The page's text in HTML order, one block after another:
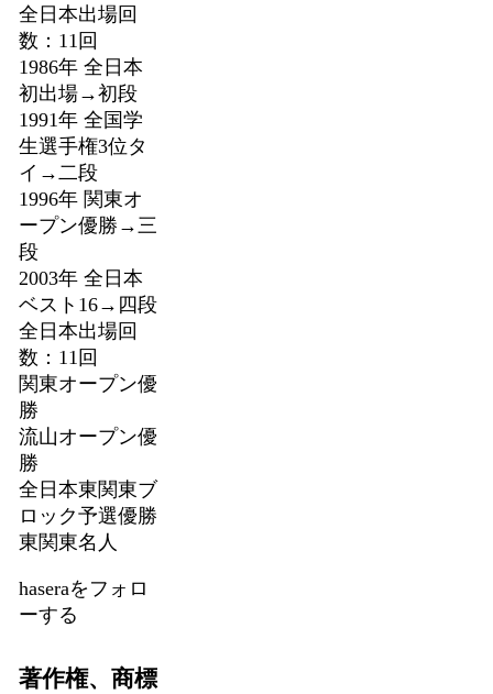
全日本出場回
数：11回
1986年 全日本
初出場→初段
1991年 全国学
生選手権3位タ
イ→二段
1996年 関東オ
ープン優勝→三
段
2003年 全日本
ベスト16→四段
全日本出場回
数：11回
関東オープン優
勝
流山オープン優
勝
全日本東関東ブ
ロック予選優勝
東関東名人
haseraをフォロ
ーする
著作権、商標